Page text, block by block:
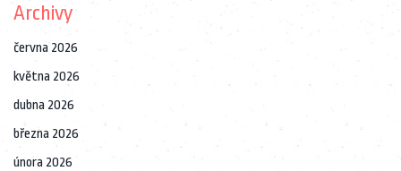
Archivy
června 2026
května 2026
dubna 2026
března 2026
února 2026